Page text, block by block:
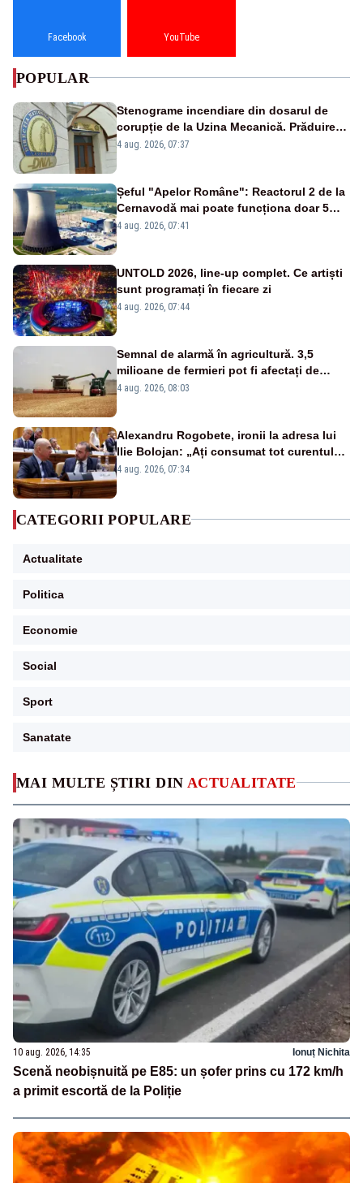
MAI MULTE ȘTIRI DIN ACTUALITATE
10 aug. 2026, 14:35 Ionuț Nichita
Scenă neobișnuită pe E85: un șofer prins cu 172 km/h
a primit escortă de la Poliție
Facebook YouTube
POPULAR
Stenograme incendiare din dosarul de
corupție de la Uzina Mecanică. Prăduirea
banilor din programul SAFE, interceptată
4 aug. 2026, 07:37
Șeful "Apelor Române": Reactorul 2 de la
Cernavodă mai poate funcționa doar 5
zile
4 aug. 2026, 07:41
UNTOLD 2026, line-up complet. Ce artiști
sunt programați în fiecare zi
4 aug. 2026, 07:44
Semnal de alarmă în agricultură. 3,5
milioane de fermieri pot fi afectați de
strategia pentru conservarea
4 aug. 2026, 08:03
Alexandru Rogobete, ironii la adresa lui
Ilie Bolojan: „Ați consumat tot curentul
urmărind șobolani imaginari”
4 aug. 2026, 07:34
CATEGORII POPULARE
Actualitate
Politica
Economie
Social
Sport
Sanatate